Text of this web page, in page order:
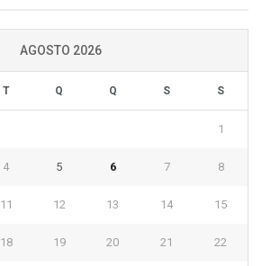
AGOSTO 2026
T Q Q S S
1
4 5 6 7 8
11 12 13 14 15
18 19 20 21 22